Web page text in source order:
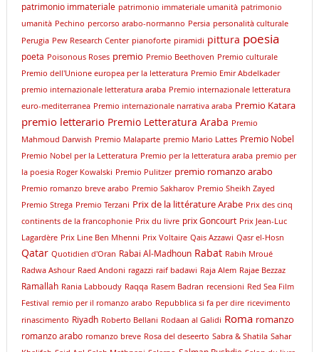
patrimonio immateriale patrimonio immateriale umanità patrimonio
umanità Pechino percorso arabo-normanno Persia personalità culturale
Perugia Pew Research Center pianoforte piramidi pittura poesia
poeta Poisonous Roses premio Premio Beethoven Premio culturale
Premio dell'Unione europea per la letteratura Premio Emir Abdelkader
premio internazionale letteratura araba Premio internazionale letteratura
euro-mediterranea Premio internazionale narrativa araba Premio Katara
premio letterario Premio Letteratura Araba Premio
Mahmoud Darwish Premio Malaparte premio Mario Lattes Premio Nobel
Premio Nobel per la Letteratura Premio per la letteratura araba premio per
la poesia Roger Kowalski Premio Pulitzer premio romanzo arabo
Premio romanzo breve arabo Premio Sakharov Premio Sheikh Zayed
Premio Strega Premio Terzani Prix de la littérature Arabe Prix des cinq
continents de la francophonie Prix du livre prix Goncourt Prix Jean-Luc
Lagardère Prix Line Ben Mhenni Prix Voltaire Qais Azzawi Qasr el-Hosn
Qatar Quotidien d'Oran Rabai Al-Madhoun Rabat Rabih Mroué
Radwa Ashour Raed Andoni ragazzi raif badawi Raja Alem Rajae Bezzaz
Ramallah Rania Labboudy Raqqa Rasem Badran recensioni Red Sea Film
Festival remio per il romanzo arabo Repubblica si fa per dire ricevimento
rinascimento Riyadh Roberto Bellani Rodaan al Galidi Roma romanzo
romanzo arabo romanzo breve Rosa del deseerto Sabra & Shatila Sahar